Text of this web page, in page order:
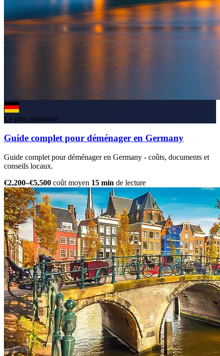
Le plus populaire
Guide complet pour déménager en Germany
Guide complet pour déménager en Germany - coûts, documents et
conseils locaux.
€2,200–€5,500 coût moyen 15 min de lecture